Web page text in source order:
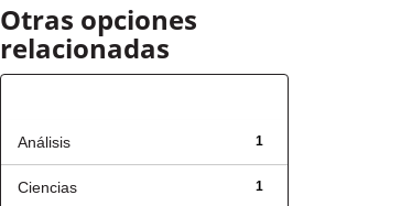
Otras opciones
relacionadas
1
Análisis
1
Ciencias